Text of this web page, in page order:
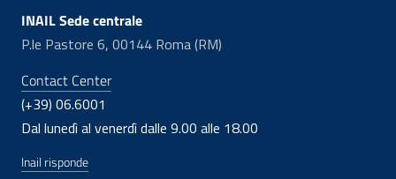
INAIL Sede centrale
P.le Pastore 6, 00144 Roma (RM)
Contact Center
(+39) 06.6001
Dal lunedì al venerdì dalle 9.00 alle 18.00
Inail risponde